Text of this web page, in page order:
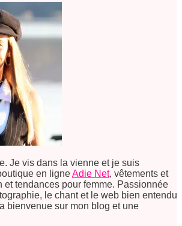
Je vis dans la vienne et je suis
en ligneAdie Net, vêtements et
et tendances pour femme. Passionnée
le chant et le web bien entendu
bienvenue sur mon blog et une